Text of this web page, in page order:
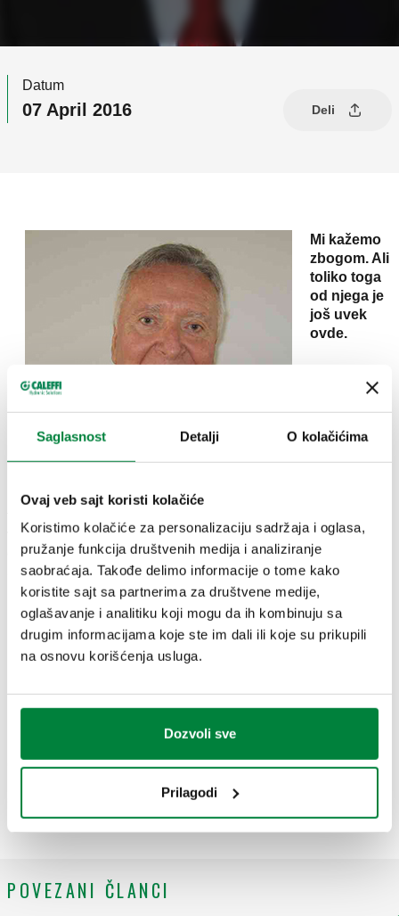
Saglasnost Detalji O kolačićima
Ovaj veb sajt koristi kolačiće
Koristimo kolačiće za personalizaciju sadržaja i oglasa,
pružanje funkcija društvenih medija i analiziranje
saobraćaja. Takođe delimo informacije o tome kako
koristite sajt sa partnerima za društvene medije,
oglašavanje i analitiku koji mogu da ih kombinuju sa
drugim informacijama koje ste im dali ili koje su prikupili
na osnovu korišćenja usluga.
Dozvoli sve
Prilagodi
Datum
07 April 2016 Deli
Mi kažemo
zbogom. Ali
toliko toga
od njega je
još uvek
ovde.
je juče
popodne.
vremenom postala međunarodni holding. Jaka ličnost,
dalekovid i istrajan čovek. Danas je njegov Caleffi Hydronic
Solutions priznati lider u Italiji u proizvodnji KGH
komponenti.
Pre 50 godina, mala firma sa dva stuga u podrumu porodične
kuće, danas je grupa od 14 kompanija širom sveta, sa 3
proizvodna pogona u Italiji i sa preko 1000 zaposlenih.
Franko je uvek imao viziju, upornost, veru u ljude koji rade u
kompaniji i ponos „ proizvedeno u Italiji“.
Ovo je kako ga mi pamtimo. Zajedno sa celom porodicom.
Ovo je poslednji pozdrav, ali istina je, da za budućnost ostaje
mnogo toga lepog iza njega.
POVEZANI ČLANCI